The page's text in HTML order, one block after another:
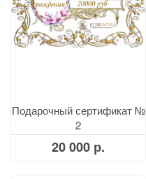
Подарочный сертификат №
2
20 000 р.